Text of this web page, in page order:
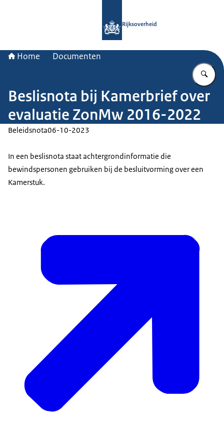
Rijksoverheid
Home Documenten
Beslisnota bij Kamerbrief over
evaluatie ZonMw 2016-2022
Beleidsnota06-10-2023
In een beslisnota staat achtergrondinformatie die
bewindspersonen gebruiken bij de besluitvorming over een
Kamerstuk.